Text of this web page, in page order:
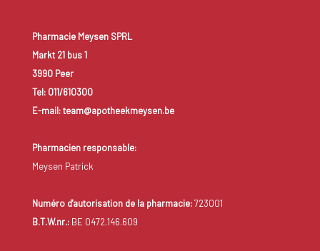
Pharmacie Meysen SPRL
Markt 21 bus 1
3990 Peer
Tel: 011/610300
E-mail: team@apotheekmeysen.be
Pharmacien responsable:
Meysen Patrick
Numéro d'autorisation de la pharmacie:723001
B.T.W.nr.:BE 0472.146.609